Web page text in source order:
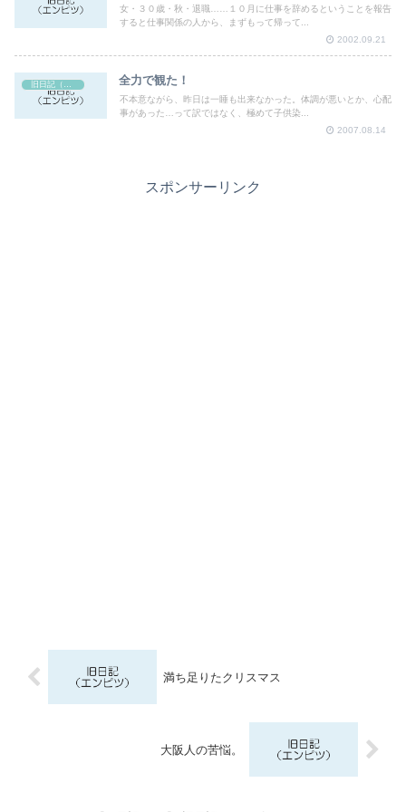
女・３０歳・秋・退職……１０月に仕事を辞めるということを報告
すると仕事関係の人から、まずもって帰って...
2002.09.21
全力で観た！
不本意ながら、昨日は一睡も出来なかった。体調が悪いとか、心配
事があった…って訳ではなく、極めて子供染...
2007.08.14
スポンサーリンク
満ち足りたクリスマス
大阪人の苦悩。